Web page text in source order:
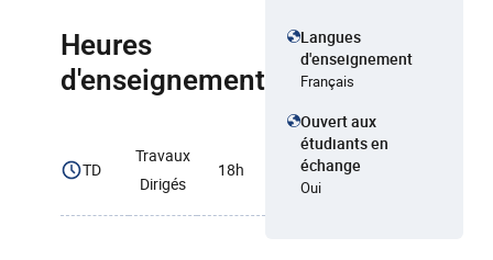
Heures
d'enseignement
TD
Travaux
Dirigés
18h
Langues
d'enseignement
Français
Ouvert aux
étudiants en
échange
Oui